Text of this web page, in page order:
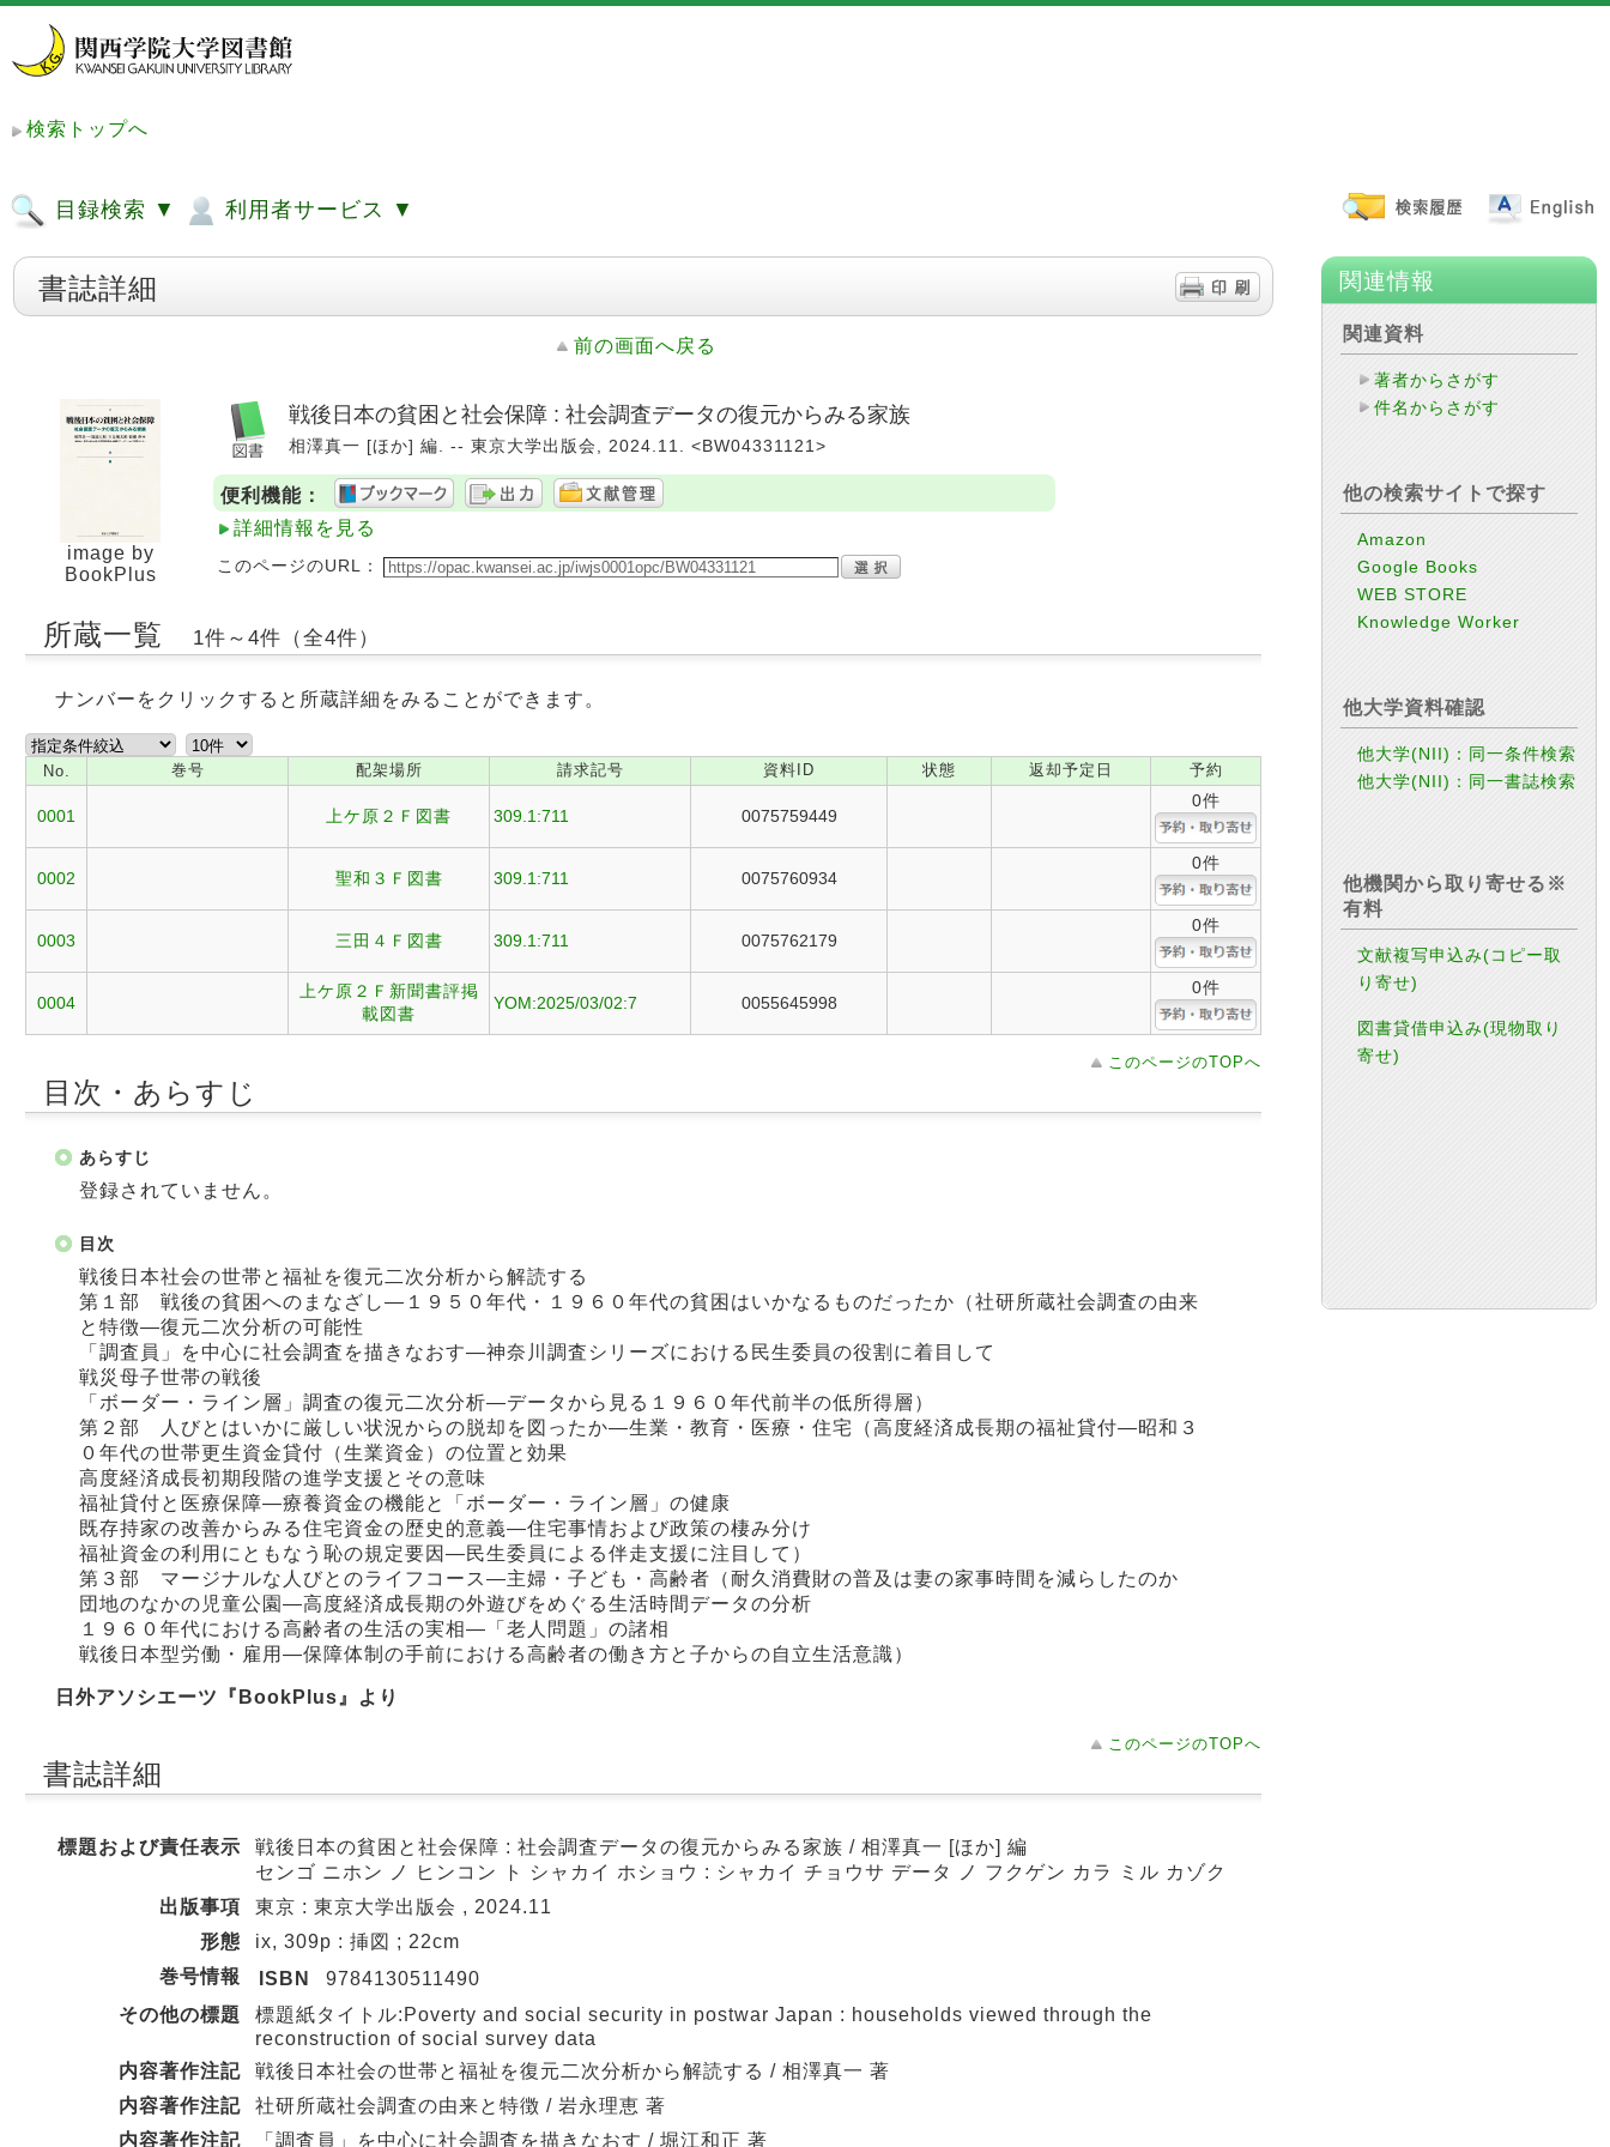
検索トップへ
目録検索 ▼ 利用者サービス ▼
書誌詳細
前の画面へ戻る
image by
BookPlus
戦後日本の貧困と社会保障 : 社会調査データの復元からみる家族
相澤真一 [ほか] 編. -- 東京大学出版会, 2024.11. <BW04331121>
便利機能：
詳細情報を見る
このページのURL：
所蔵一覧 1件～4件（全4件）
ナンバーをクリックすると所蔵詳細をみることができます。
No. 巻号 配架場所 請求記号 資料ID 状態 返却予定日 予約
0001 上ケ原２Ｆ図書 309.1:711 0075759449
0件
0002 聖和３Ｆ図書 309.1:711 0075760934
0件
0003 三田４Ｆ図書 309.1:711 0075762179
0件
0004
上ケ原２Ｆ新聞書評掲
載図書
YOM:2025/03/02:7 0055645998
0件
このページのTOPへ
目次・あらすじ
あらすじ
登録されていません。
目次
戦後日本社会の世帯と福祉を復元二次分析から解読する
第１部 戦後の貧困へのまなざし―１９５０年代・１９６０年代の貧困はいかなるものだったか（社研所蔵社会調査の由来
と特徴―復元二次分析の可能性
「調査員」を中心に社会調査を描きなおす―神奈川調査シリーズにおける民生委員の役割に着目して
戦災母子世帯の戦後
「ボーダー・ライン層」調査の復元二次分析―データから見る１９６０年代前半の低所得層）
第２部 人びとはいかに厳しい状況からの脱却を図ったか―生業・教育・医療・住宅（高度経済成長期の福祉貸付―昭和３
０年代の世帯更生資金貸付（生業資金）の位置と効果
高度経済成長初期段階の進学支援とその意味
福祉貸付と医療保障―療養資金の機能と「ボーダー・ライン層」の健康
既存持家の改善からみる住宅資金の歴史的意義―住宅事情および政策の棲み分け
福祉資金の利用にともなう恥の規定要因―民生委員による伴走支援に注目して）
第３部 マージナルな人びとのライフコース―主婦・子ども・高齢者（耐久消費財の普及は妻の家事時間を減らしたのか
団地のなかの児童公園―高度経済成長期の外遊びをめぐる生活時間データの分析
１９６０年代における高齢者の生活の実相―「老人問題」の諸相
戦後日本型労働・雇用―保障体制の手前における高齢者の働き方と子からの自立生活意識）
日外アソシエーツ『BookPlus』より
このページのTOPへ
書誌詳細
標題および責任表示
戦後日本の貧困と社会保障 : 社会調査データの復元からみる家族 / 相澤真一 [ほか] 編
センゴ ニホン ノ ヒンコン ト シャカイ ホショウ : シャカイ チョウサ データ ノ フクゲン カラ ミル カゾク
出版事項
東京 : 東京大学出版会 , 2024.11
形態
ix, 309p : 挿図 ; 22cm
巻号情報
ISBN
9784130511490
その他の標題
標題紙タイトル:Poverty and social security in postwar Japan : households viewed through the
reconstruction of social survey data
内容著作注記
戦後日本社会の世帯と福祉を復元二次分析から解読する / 相澤真一 著
内容著作注記
社研所蔵社会調査の由来と特徴 / 岩永理恵 著
内容著作注記
「調査員」を中心に社会調査を描きなおす / 堀江和正 著
関連情報
関連資料
著者からさがす
件名からさがす
他の検索サイトで探す
Amazon
Google Books
WEB STORE
Knowledge Worker
他大学資料確認
他大学(NII)：同一条件検索
他大学(NII)：同一書誌検索
他機関から取り寄せる※
有料
文献複写申込み(コピー取
り寄せ)
図書貸借申込み(現物取り
寄せ)